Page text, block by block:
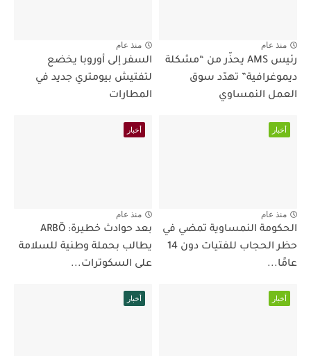
منذ عام
رئيس AMS يحذّر من “مشكلة
ديموغرافية” تهدّد سوق
العمل النمساوي
منذ عام
السفر إلى أوروبا يخضع
لتفتيش بيومتري جديد في
المطارات
أخبار
منذ عام
الحكومة النمساوية تمضي في
حظر الحجاب للفتيات دون 14
عامًا...
أخبار
منذ عام
بعد حوادث خطيرة: ARBÖ
يطالب بحملة وطنية للسلامة
على السكوترات...
أخبار أخبار